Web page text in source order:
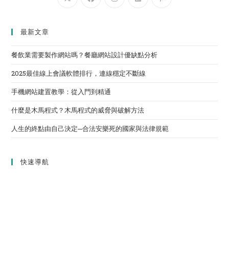
最新文章
餐飲業需要製作網站嗎？餐廳網站設計優缺點分析
2025最佳線上會議軟體排行，連線穩定不斷線
手機網站建置教學：從入門到精通
什麼是木馬程式？木馬程式的威脅與破解方法
人生的終點由自己決定─合法安樂死的國家與法律規範
快速導航